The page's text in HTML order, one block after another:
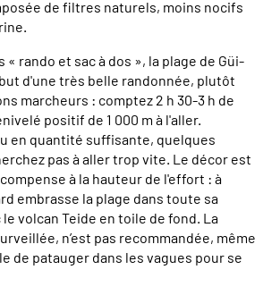
de filtres naturels, moins nocifs
« rando et sac à dos », la plage de Güi-
d'une très belle randonnée, plutôt
marcheurs : comptez 2 h 30-3 h de
positif de 1 000 m à l'aller.
en quantité suffisante, quelques
pas à aller trop vite. Le décor est
à la hauteur de l'effort : à
embrasse la plage dans toute sa
volcan Teide en toile de fond. La
n’est pas recommandée, même
de patauger dans les vagues pour se